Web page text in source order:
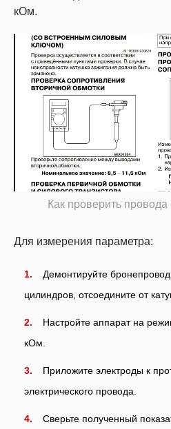
кОм.
Как проверить
Для измерения параметра:
Демонтируйте
цилиндров, отсоедините от
Настройте аппарат на
кОм.
Приложите электроды к
электрического провода.
Сверьте полученный